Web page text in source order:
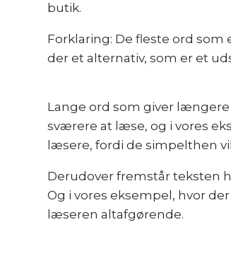
butik.
Forklaring: De fleste ord som
der et alternativ, som er et
Lange ord som giver
sværere at læse, og i vores
læsere, fordi de simpelthen
Derudover fremstår teksten
Og i vores eksempel, hvor
læseren altafgørende.